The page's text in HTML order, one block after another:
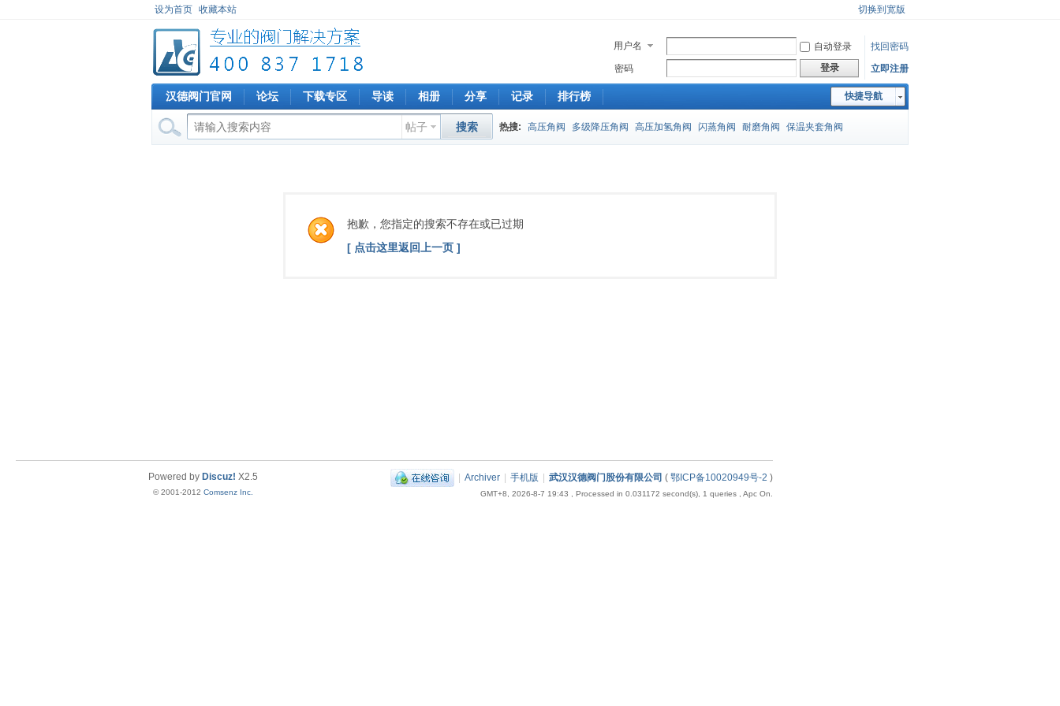
设为首页 收藏本站 切换到宽版
用户名 自动登录
找回密码
密码
登录 立即注册
快捷导航
汉德阀门官网 论坛 下载专区 导读 相册 分享 记录 排行榜
帖子 搜索 热搜: 高压角阀 多级降压角阀 高压加氢角阀 闪蒸角阀 耐磨角阀 保温夹套角阀
抱歉，您指定的搜索不存在或已过期
[ 点击这里返回上一页 ]
| Archiver | 手机版 | 武汉汉德阀门股份有限公司 ( 鄂ICP备10020949号-2 )
GMT+8, 2026-8-7 19:43 , Processed in 0.031172 second(s), 1 queries , Apc On.
Powered by Discuz! X2.5
© 2001-2012 Comsenz Inc.